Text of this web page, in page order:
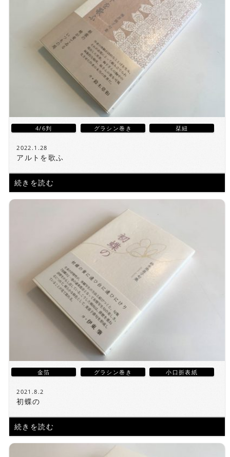
4/6判 グラシン巻き 栞紐
2022.1.28
アルトを歌ふ
続きを読む
金箔 グラシン巻き 小口折表紙
2021.8.2
初蝶の
続きを読む